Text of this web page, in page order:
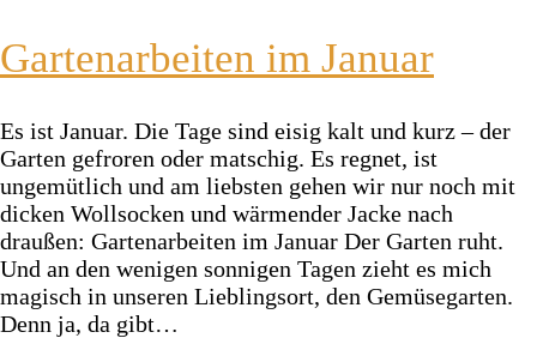
Gartenarbeiten im Januar
Es ist Januar. Die Tage sind eisig kalt und kurz – der
Garten gefroren oder matschig. Es regnet, ist
ungemütlich und am liebsten gehen wir nur noch mit
dicken Wollsocken und wärmender Jacke nach
draußen: Gartenarbeiten im Januar Der Garten ruht.
Und an den wenigen sonnigen Tagen zieht es mich
magisch in unseren Lieblingsort, den Gemüsegarten.
Denn ja, da gibt…